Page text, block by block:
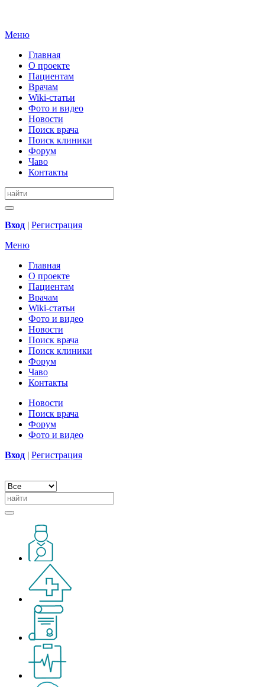
Меню
Главная
О проекте
Пациентам
Врачам
Wiki-статьи
Фото и видео
Новости
Поиск врача
Поиск клиники
Форум
Чаво
Контакты
Вход | Регистрация
Меню
Главная
О проекте
Пациентам
Врачам
Wiki-статьи
Фото и видео
Новости
Поиск врача
Поиск клиники
Форум
Чаво
Контакты
Новости
Поиск врача
Форум
Фото и видео
Вход | Регистрация